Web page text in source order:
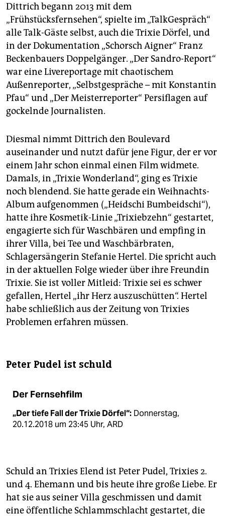
Dittrich begann 2013 mit dem
„Frühstücksfernsehen“, spielte im „TalkGespräch“
alle Talk-Gäste selbst, auch die Trixie Dörfel, und
in der Dokumentation „Schorsch Aigner“ Franz
Beckenbauers Doppelgänger. „Der Sandro-Report“
war eine Livereportage mit chaotischem
Außenreporter, „Selbstgespräche – mit Konstantin
Pfau“ und „Der Meisterreporter“ Persiflagen auf
gockelnde Journalisten.
Diesmal nimmt Dittrich den Boulevard
auseinander und nutzt dafür jene Figur, der er vor
einem Jahr schon einmal einen Film widmete.
Damals, in „Trixie Wonderland“, ging es Trixie
noch blendend. Sie hatte gerade ein Weihnachts-
Album aufgenommen („Heidschi Bumbeidschi“),
hatte ihre Kosmetik-Linie „Trixiebzehn“ gestartet,
engagierte sich für Waschbären und empfing in
ihrer Villa, bei Tee und Waschbärbraten,
Schlagersängerin Stefanie Hertel. Die spricht auch
in der aktuellen Folge wieder über ihre Freundin
Trixie. Sie ist voller Mitleid: Trixie sei es schwer
gefallen, Hertel „ihr Herz auszuschütten“. Hertel
habe schließlich aus der Zeitung von Trixies
Problemen erfahren müssen.
Peter Pudel ist schuld
Der Fernsehfilm
„Der tiefe Fall der Trixie Dörfel“: Donnerstag,
20.12.2018 um 23:45 Uhr, ARD
Schuld an Trixies Elend ist Peter Pudel, Trixies 2.
und 4. Ehemann und bis heute ihre große Liebe. Er
hat sie aus seiner Villa geschmissen und damit
eine öffentliche Schlammschlacht gestartet, die